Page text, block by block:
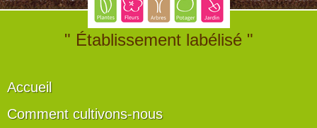
" Établissement labélisé "
Accueil
Comment cultivons-nous